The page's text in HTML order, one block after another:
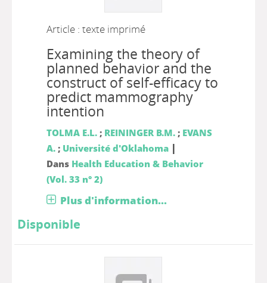
Article : texte imprimé
Examining the theory of
planned behavior and the
construct of self-efficacy to
predict mammography
intention
TOLMA E.L.; REININGER B.M.; EVANS
A.; Université d'Oklahoma |
Dans Health Education & Behavior
(Vol. 33 n° 2)
Plus d'information...
Disponible